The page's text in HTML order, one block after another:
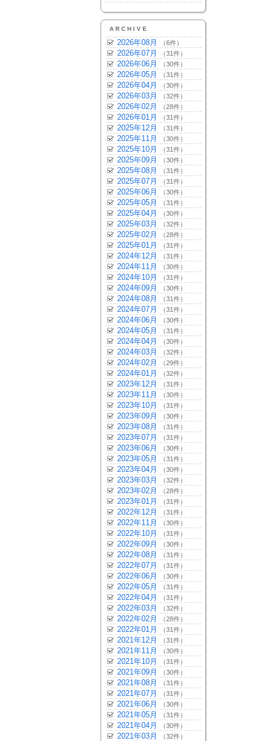
ARCHIVE
2026年08月 （6件）
2026年07月 （31件）
2026年06月 （30件）
2026年05月 （31件）
2026年04月 （30件）
2026年03月 （32件）
2026年02月 （28件）
2026年01月 （31件）
2025年12月 （31件）
2025年11月 （30件）
2025年10月 （31件）
2025年09月 （30件）
2025年08月 （31件）
2025年07月 （31件）
2025年06月 （30件）
2025年05月 （31件）
2025年04月 （30件）
2025年03月 （32件）
2025年02月 （28件）
2025年01月 （31件）
2024年12月 （31件）
2024年11月 （30件）
2024年10月 （31件）
2024年09月 （30件）
2024年08月 （31件）
2024年07月 （31件）
2024年06月 （30件）
2024年05月 （31件）
2024年04月 （30件）
2024年03月 （32件）
2024年02月 （29件）
2024年01月 （32件）
2023年12月 （31件）
2023年11月 （30件）
2023年10月 （31件）
2023年09月 （30件）
2023年08月 （31件）
2023年07月 （31件）
2023年06月 （30件）
2023年05月 （31件）
2023年04月 （30件）
2023年03月 （32件）
2023年02月 （28件）
2023年01月 （31件）
2022年12月 （31件）
2022年11月 （30件）
2022年10月 （31件）
2022年09月 （30件）
2022年08月 （31件）
2022年07月 （31件）
2022年06月 （30件）
2022年05月 （31件）
2022年04月 （31件）
2022年03月 （32件）
2022年02月 （28件）
2022年01月 （31件）
2021年12月 （31件）
2021年11月 （30件）
2021年10月 （31件）
2021年09月 （30件）
2021年08月 （31件）
2021年07月 （31件）
2021年06月 （30件）
2021年05月 （31件）
2021年04月 （30件）
2021年03月 （32件）